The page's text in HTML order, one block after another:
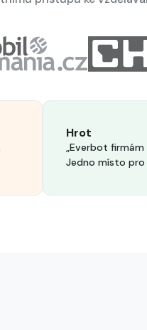
Hrot
„Everbot
Jedno místo pro